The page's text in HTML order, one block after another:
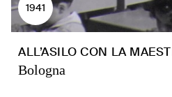
1941
ALL’ASILO CON LA
Bologna